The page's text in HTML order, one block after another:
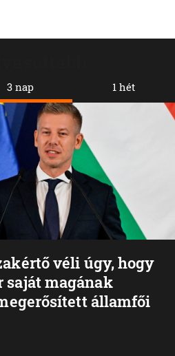
3 nap
véli úgy, hogy
saját magának
államfői
1 hét